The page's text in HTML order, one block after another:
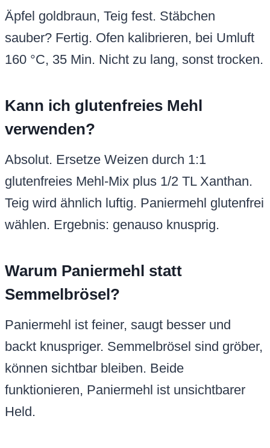
Äpfel goldbraun, Teig fest. Stäbchen
sauber? Fertig. Ofen kalibrieren, bei Umluft
160 °C, 35 Min. Nicht zu lang, sonst trocken.
Kann ich glutenfreies Mehl
verwenden?
Absolut. Ersetze Weizen durch 1:1
glutenfreies Mehl-Mix plus 1/2 TL Xanthan.
Teig wird ähnlich luftig. Paniermehl glutenfrei
wählen. Ergebnis: genauso knusprig.
Warum Paniermehl statt
Semmelbrösel?
Paniermehl ist feiner, saugt besser und
backt knuspriger. Semmelbrösel sind gröber,
können sichtbar bleiben. Beide
funktionieren, Paniermehl ist unsichtbarer
Held.